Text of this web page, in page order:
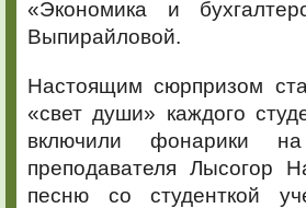
«Экономика и
Выпирайловой.
Настоящим сюрпризом
«свет души» каждого
включили фонарики
преподавателя Лысогор
песню со студенткой